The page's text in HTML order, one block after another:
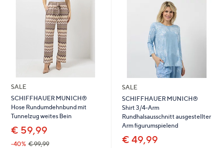
SALE
SCHIFFHAUER MUNICH®
Hose Rundumdehnbund mit
Tunnelzug weites Bein
€ 59,99
-40% € 99,99
SALE
SCHIFFHAUER MUNICH®
Shirt 3/4-Arm
Rundhalsausschnitt ausgestellter
Arm figurumspielend
€ 49,99